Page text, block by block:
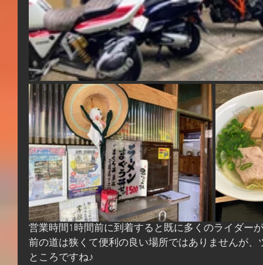
営業時間1時間前に到着すると既に多くのライダー
前の道は狭くて便利の良い場所ではありませんが
ところですね♪